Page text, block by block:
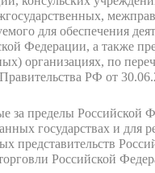
для обеспечения
Федерации, а также
организациях, по
РФ от
за пределы Российской
государствах и для
представительств
Российской